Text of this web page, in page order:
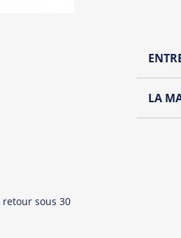
sous 30
LA